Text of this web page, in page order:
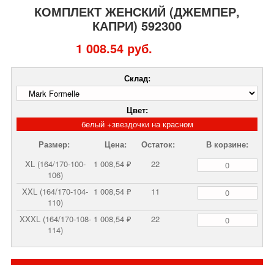
КОМПЛЕКТ ЖЕНСКИЙ (ДЖЕМПЕР,
КАПРИ) 592300
1 008.54 руб.
Склад:
Цвет:
белый +звездочки на красном
Размер:
Цена: Остаток:
В корзине:
XL (164/170-100-
106)
1 008,54 ₽ 22
XXL (164/170-104-
110)
1 008,54 ₽ 11
XXXL (164/170-108-
114)
1 008,54 ₽ 22